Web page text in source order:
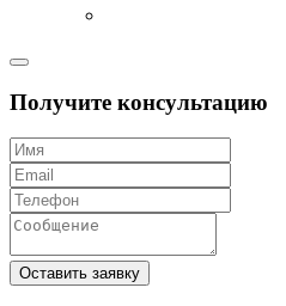
Получите консультацию
Оставить заявку